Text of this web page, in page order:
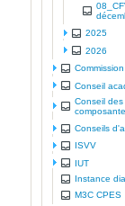
2025
2026
Conseil
Conseil
Conseils
ISVV
IUT
Instance
M3C CPES